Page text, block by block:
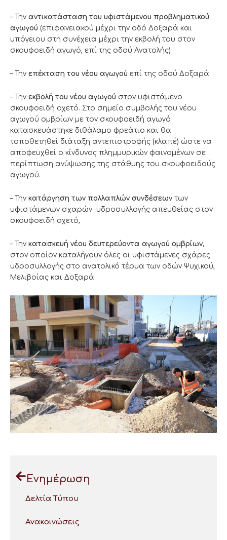
– Την αντικατάσταση του υφιστάμενου προβληματικού
αγωγού (επιφανειακού μέχρι την οδό Δοξαρά και
υπόγειου στη συνέχεια μέχρι την εκβολή του στον
σκουφοειδή αγωγό, επί της οδού Ανατολής)
– Την επέκταση του νέου αγωγού επί της οδού Δοξαρά
– Την εκβολή του νέου αγωγού στον υφιστάμενο
σκουφοειδή οχετό. Στο σημείο συμβολής του νέου
αγωγού ομβρίων με τον σκουφοειδή αγωγό
κατασκευάστηκε διθάλαμο φρεάτιο και θα
τοποθετηθεί διάταξη αντεπιστροφής (κλαπέ) ώστε να
αποφευχθεί ο κίνδυνος πλημμυρικών φαινομένων σε
περίπτωση ανύψωσης της στάθμης του σκουφοειδούς
αγωγού.
– Την κατάργηση των πολλαπλών συνδέσεων των
υφιστάμενων σχαρών υδροσυλλογής απευθείας στον
σκουφοειδή οχετό,
– Την κατασκευή νέου δευτερεύοντα αγωγού ομβρίων,
στον οποίον καταλήγουν όλες οι υφιστάμενες σχάρες
υδροσυλλογής στο ανατολικό τέρμα των οδών Ψυχικού,
Μελιβοίας και Δοξαρά.
Ενημέρωση
Δελτία Τύπου
Ανακοινώσεις